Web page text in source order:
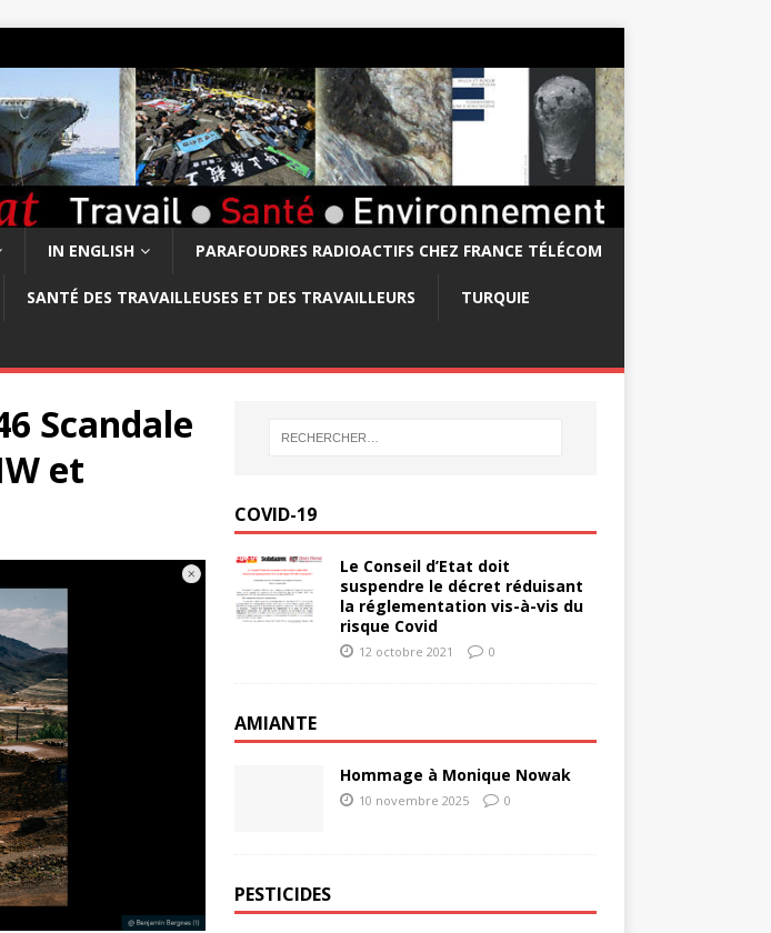
IN ENGLISH PARAFOUDRES RADIOACTIFS CHEZ FRANCE TÉLÉCOM
SANTÉ DES TRAVAILLEUSES ET DES TRAVAILLEURS TURQUIE
Scandale
et
COVID-19
Le Conseil d’Etat doit
suspendre le décret réduisant
la réglementation vis-à-vis du
risque Covid
12 octobre 2021 0
AMIANTE
Hommage à Monique Nowak
10 novembre 2025 0
PESTICIDES